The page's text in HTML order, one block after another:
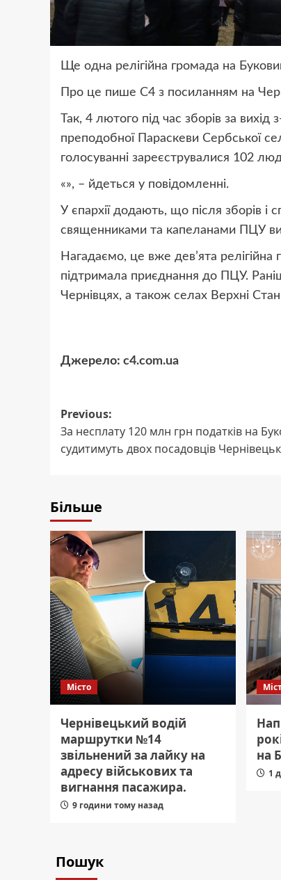
Ще одна релігійна громада на
Про це пише С4 з посиланням на
Так, 4 лютого під час зборів за вихід
преподобної Параскеви Сербської
голосуванні зареєструвалися 102
«», – йдеться у повідомленні.
У єпархії додають, що після зборів і
священниками та капеланами ПЦУ
Нагадаємо, це вже дев’ята релігійна
підтримала приєднання до ПЦУ.
Чернівцях, а також селах Верхні
Джерело: c4.com.ua
Post
navigation
Previous:
За несплату 120 млн грн податків на
судитимуть двох посадовців
Більше
Місто
Чернівецький водій
маршрутки №14
звільнений за лайку на
адресу військових та
вигнання пасажира.
9 години тому назад
на
1
Пошук